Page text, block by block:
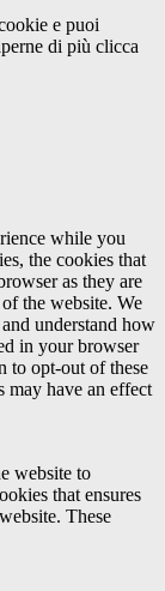
e puoi
di più clicca
while you
the cookies that
as they are
the website. We
understand how
in your browser
to opt-out of these
may have an effect
website to
that ensures
These